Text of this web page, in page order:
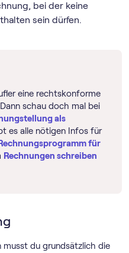
bei der keine
sein dürfen.
eine rechtskonforme
schau doch mal bei
als
es alle nötigen Infos für
Rechnungs­programm für
Rechnungen schreiben
musst du grundsätzlich die